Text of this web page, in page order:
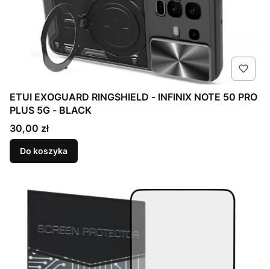
ETUI EXOGUARD RINGSHIELD - INFINIX NOTE 50 PRO
PLUS 5G - BLACK
Cena
30,00 zł
Do koszyka